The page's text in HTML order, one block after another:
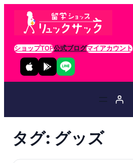
ショップTOP公式ブログマイアカウント
タグ: グッズ